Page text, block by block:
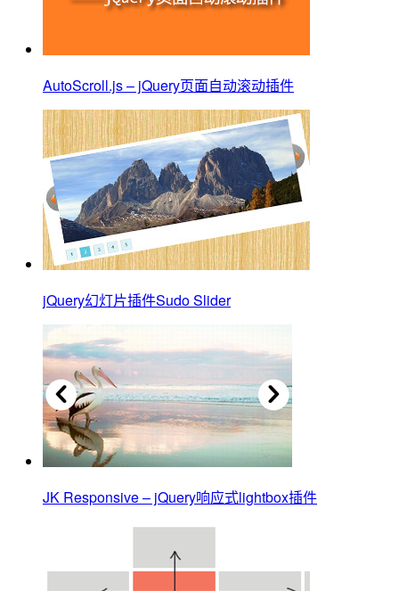
AutoScroll.js – jQuery页面自动滚动插件
jQuery幻灯片插件Sudo Slider
JK Responsive – jQuery响应式lightbox插件